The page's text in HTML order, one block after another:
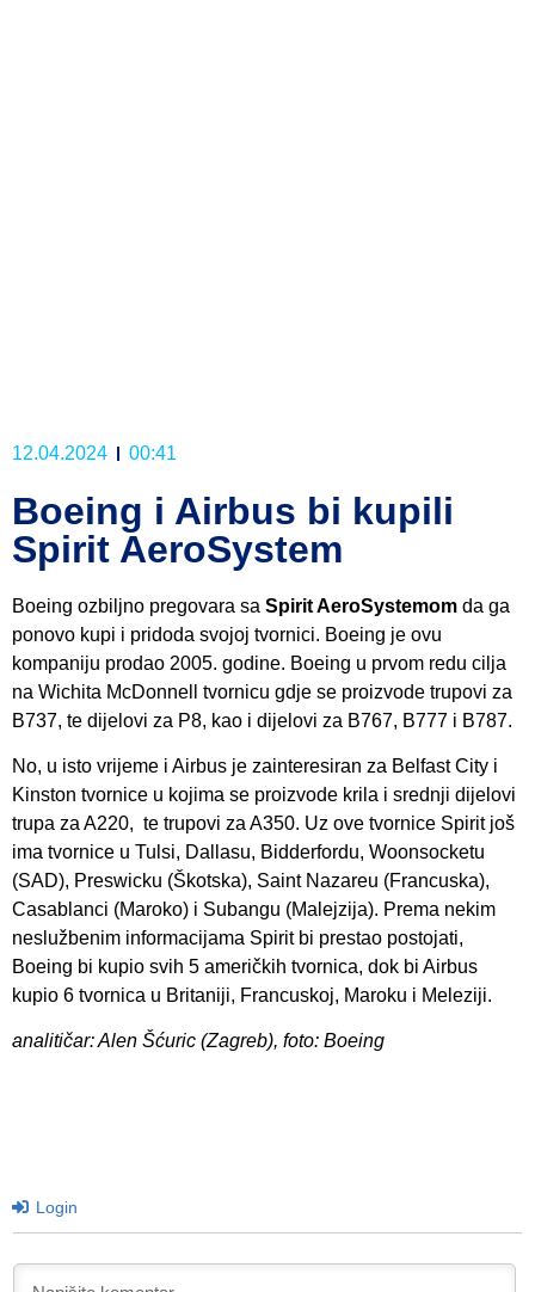
12.04.2024 00:41
Boeing i Airbus bi kupili
Spirit AeroSystem
Boeing ozbiljno pregovara sa Spirit AeroSystemom da ga
ponovo kupi i pridoda svojoj tvornici. Boeing je ovu
kompaniju prodao 2005. godine. Boeing u prvom redu cilja
na Wichita McDonnell tvornicu gdje se proizvode trupovi za
B737, te dijelovi za P8, kao i dijelovi za B767, B777 i B787.
No, u isto vrijeme i Airbus je zainteresiran za Belfast City i
Kinston tvornice u kojima se proizvode krila i srednji dijelovi
trupa za A220, te trupovi za A350. Uz ove tvornice Spirit još
ima tvornice u Tulsi, Dallasu, Bidderfordu, Woonsocketu
(SAD), Preswicku (Škotska), Saint Nazareu (Francuska),
Casablanci (Maroko) i Subangu (Malejzija). Prema nekim
neslužbenim informacijama Spirit bi prestao postojati,
Boeing bi kupio svih 5 američkih tvornica, dok bi Airbus
kupio 6 tvornica u Britaniji, Francuskoj, Maroku i Meleziji.
analitičar: Alen Šćuric (Zagreb), foto: Boeing
Login